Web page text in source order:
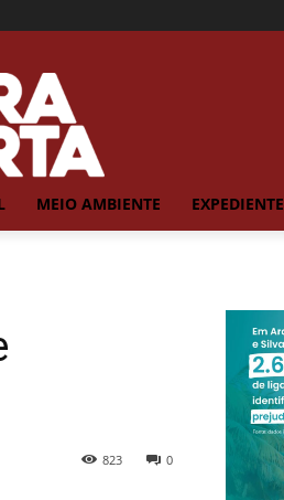
MEIO AMBIENTE EXPEDIENTE
0
823